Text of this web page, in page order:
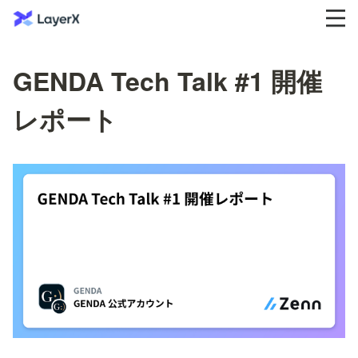
GENDA Tech Talk #1 開催
レポート